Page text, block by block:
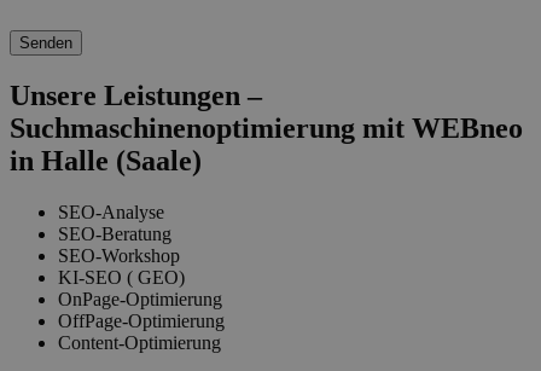
Unsere Leistungen –
Suchmaschinenoptimierung mit WEBneo
in Halle (Saale)
SEO-Analyse
SEO-Beratung
SEO-Workshop
KI-SEO ( GEO)
OnPage-Optimierung
OffPage-Optimierung
Content-Optimierung